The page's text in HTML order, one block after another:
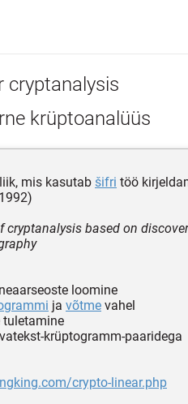
cryptanalysis
krüptoanalüüs
mis kasutab šifri töö
cryptanalysis based on
loomine
ja võtme vahel
krüptogramm-paaridega
crypto-linear.php